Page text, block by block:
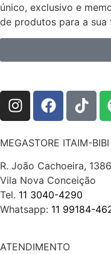
único, exclusivo e
de produtos para a sua
MEGASTORE ITAIM-BIBI
R. João Cachoeira, 1386
Vila Nova Conceição
Tel. 11 3040-4290
Whatsapp: 11 99184-
ATENDIMENTO